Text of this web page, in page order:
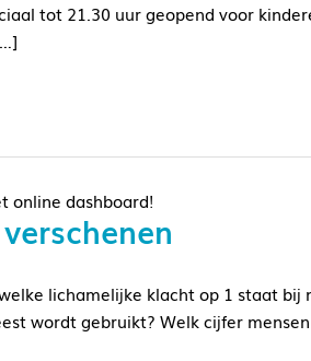
tot 21.30 uur geopend voor
online dashboard!
lichamelijke klacht op 1 staat bij
wordt gebruikt? Welk cijfer